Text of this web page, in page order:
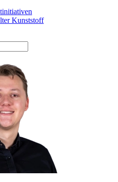
Kunststoff